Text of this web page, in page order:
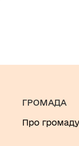
ГРОМАДА
Про громаду